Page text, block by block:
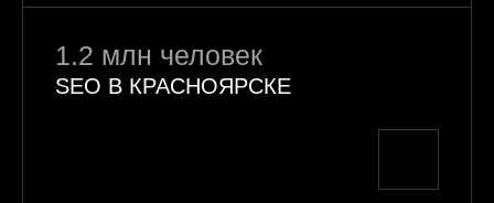
1.2 млн человек
SEO В КРАСНОЯРСКЕ